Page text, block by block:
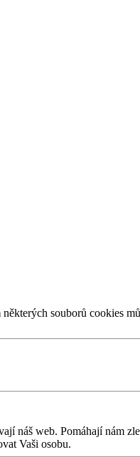
souborů cookies
náš web. Pomáhají nám
Vaši osobu.